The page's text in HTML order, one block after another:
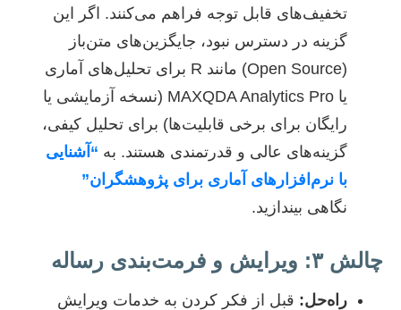
تخفیف‌های قابل توجه فراهم می‌کنند. اگر این
گزینه در دسترس نبود، جایگزین‌های متن‌باز
(Open Source) مانند R برای تحلیل‌های آماری
یا MAXQDA Analytics Pro (نسخه آزمایشی یا
رایگان برای برخی قابلیت‌ها) برای تحلیل کیفی،
گزینه‌های عالی و قدرتمندی هستند. به “آشنایی
با نرم‌افزارهای آماری برای پژوهشگران”
نگاهی بیندازید.
چالش ۳: ویرایش و فرمت‌بندی رساله
راه‌حل: قبل از فکر کردن به خدمات ویرایش